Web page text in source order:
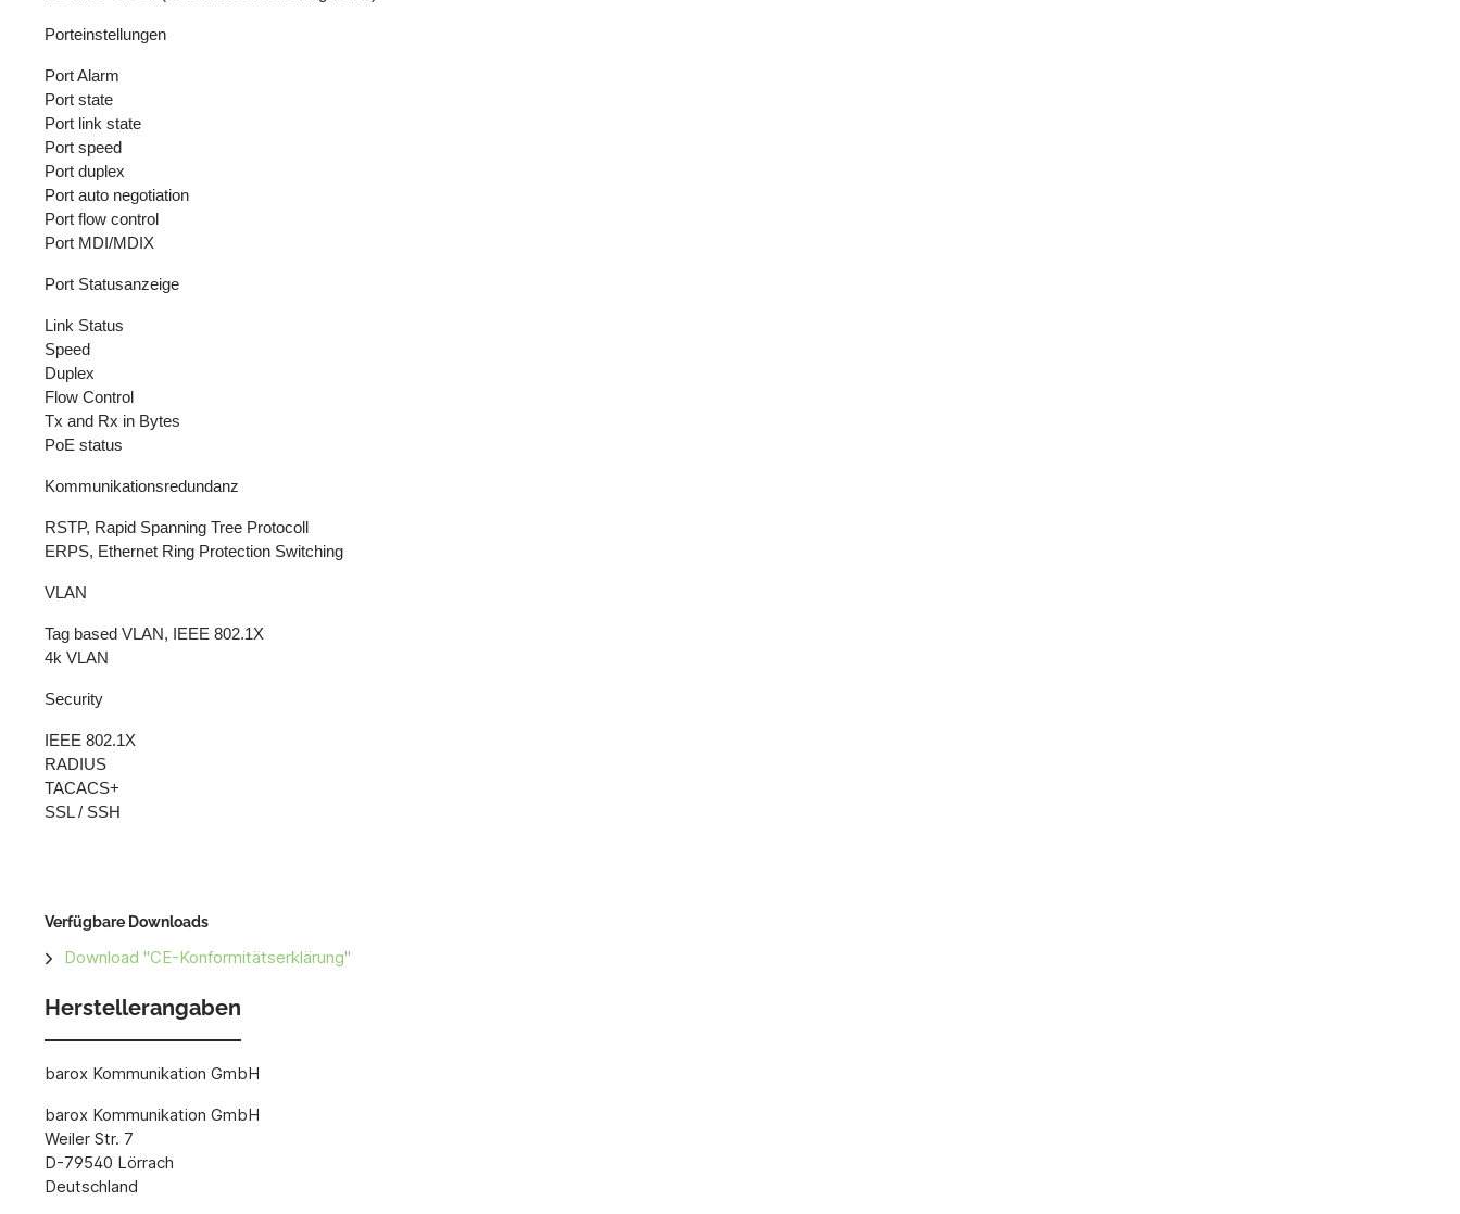
Porteinstellungen
Port Alarm
Port state
Port link state
Port speed
Port duplex
Port auto negotiation
Port flow control
Port MDI/MDIX
Port Statusanzeige
Link Status
Speed
Duplex
Flow Control
Tx and Rx in Bytes
PoE status
Kommunikationsredundanz
RSTP, Rapid Spanning Tree Protocoll
ERPS, Ethernet Ring Protection Switching
VLAN
Tag based VLAN, IEEE 802.1X
4k VLAN
Security
IEEE 802.1X
RADIUS
TACACS+
SSL / SSH
Verfügbare Downloads
Download "CE-Konformitätserklärung"
Herstellerangaben
barox Kommunikation GmbH
barox Kommunikation GmbH
Weiler Str. 7
D-79540 Lörrach
Deutschland